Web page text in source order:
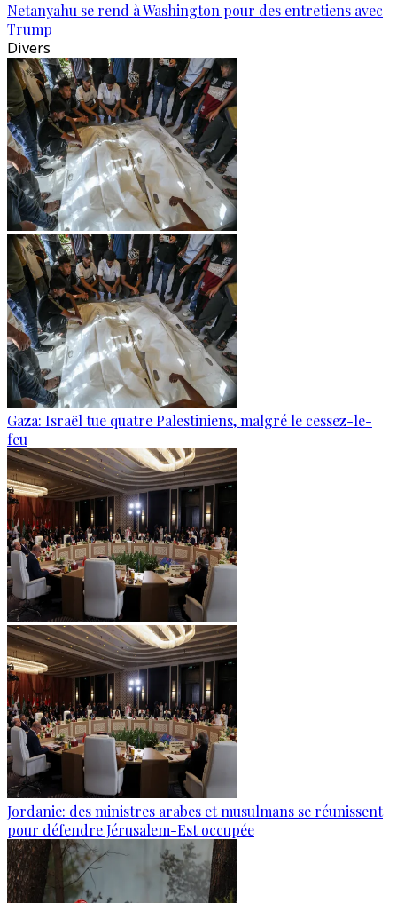
Netanyahu se rend à Washington pour des entretiens avec
Trump
Divers
Gaza: Israël tue quatre Palestiniens, malgré le cessez-le-
feu
Jordanie: des ministres arabes et musulmans se réunissent
pour défendre Jérusalem-Est occupée